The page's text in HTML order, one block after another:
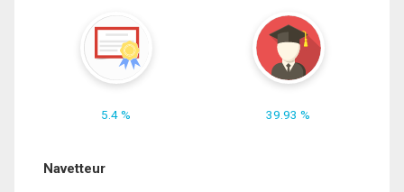
5.4 % 39.93 %
Navetteur